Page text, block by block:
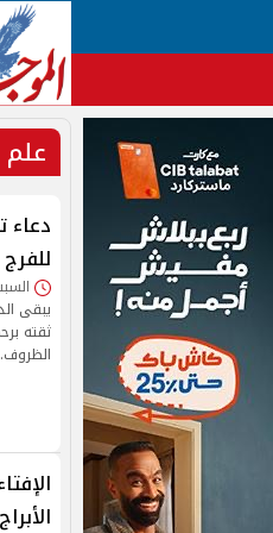
دعاء
السبت 04/يوليو/
يبقى
ثقته
الظروف.
الأبراج